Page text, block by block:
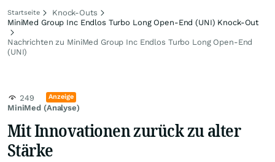
Startseite
Knock-Outs
MiniMed Group Inc Endlos Turbo Long Open-End (UNI) Knock-Out
Nachrichten zu MiniMed Group Inc Endlos Turbo Long Open-End
(UNI)
MiniMed (Analyse)
249 Anzeige
Mit Innovationen zurück zu alter
Stärke